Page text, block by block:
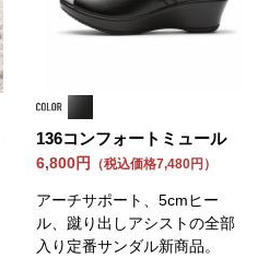
136コンフォートミュール
6,800円 （税込価格7,480円）
アーチサポート、5cmヒー
ル、蹴り出しアシストの全部
入り定番サンダル新商品。